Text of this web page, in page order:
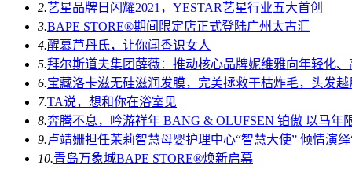
2.艺星品牌日闪耀2021，YESTAR艺星行业五大首创
3.BAPE STORE®期间限定店正式登陆广州太古汇
4.醒慕芦丹氏，让你闻香识女人
5.拜尔斯道夫集团薛薇：推动核心品牌妮维雅向年轻化
6.宝藏洛卡滋无硅滋润发膜，完美拯救干枯炸毛，头发
7.TA说，想和你在浴室见
8.奔腾不息，吟游祥年 BANG & OLUFSEN 铂傲 以马年
9.卢靖姗担任茉莉智慧母婴护理中心“智慧大使” 倾情演绎
10.青岛万象城BAPE STORE®焕新启幕